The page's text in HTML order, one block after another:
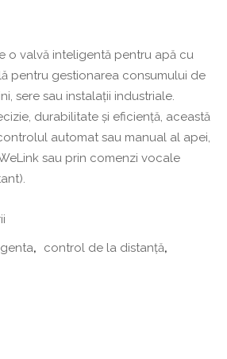
o valvă inteligentă pentru apă cu
pentru gestionarea consumului de
sere sau instalații industriale.
durabilitate și eficiență, această
automat sau manual al apei,
sau prin comenzi vocale
, control de la distanță,